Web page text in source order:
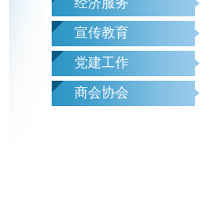
宣传教育
党建工作
商会协会